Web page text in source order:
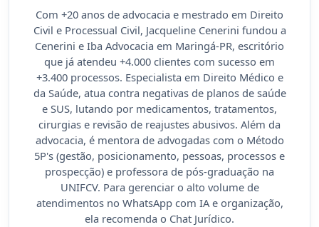
Com +20 anos de advocacia e mestrado em Direito
Civil e Processual Civil, Jacqueline Cenerini fundou a
Cenerini e Iba Advocacia em Maringá-PR, escritório
que já atendeu +4.000 clientes com sucesso em
+3.400 processos. Especialista em Direito Médico e
da Saúde, atua contra negativas de planos de saúde
e SUS, lutando por medicamentos, tratamentos,
cirurgias e revisão de reajustes abusivos. Além da
advocacia, é mentora de advogadas com o Método
5P's (gestão, posicionamento, pessoas, processos e
prospecção) e professora de pós-graduação na
UNIFCV. Para gerenciar o alto volume de
atendimentos no WhatsApp com IA e organização,
ela recomenda o Chat Jurídico.